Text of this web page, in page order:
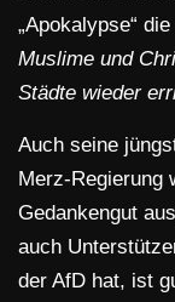
„Apokalypse“
Muslime und
Städte wieder
Auch seine
Merz-Regierung
Gedankengut
auch
der AfD hat, ist